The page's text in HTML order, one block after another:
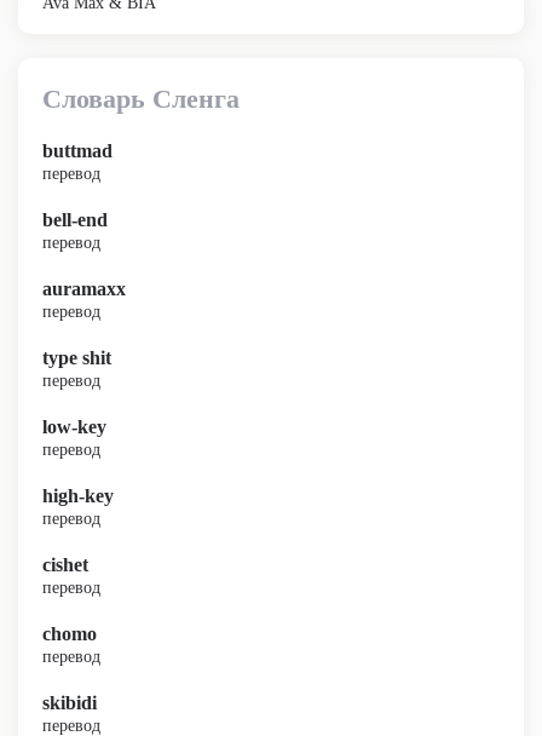
Словарь Сленга
buttmad
перевод
bell-end
перевод
auramaxx
перевод
type shit
перевод
low-key
перевод
high-key
перевод
cishet
перевод
chomo
перевод
skibidi
перевод